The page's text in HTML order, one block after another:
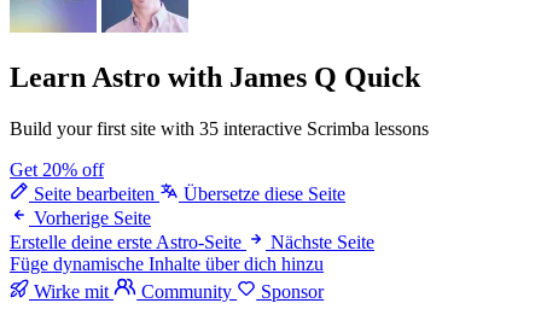
Learn Astro with James Q Quick
Build your first site with 35 interactive Scrimba lessons
Get 20% off
Seite bearbeiten
Übersetze diese Seite
Vorherige Seite
Erstelle deine erste Astro-Seite
Nächste Seite
Füge dynamische Inhalte über dich hinzu
Wirke mit
Community Sponsor